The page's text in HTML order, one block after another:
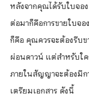
หลังจากคุณได้รับใบจอ
ต่อมาก็คือการขายใบจ
ก็คือ คุณควรจะต้องรีบข
ผ่อนดาวน์ แต่สำหรับใค
ภายในสัญญาจะต้องมี
เตรียมเอกสาร ดังนี้